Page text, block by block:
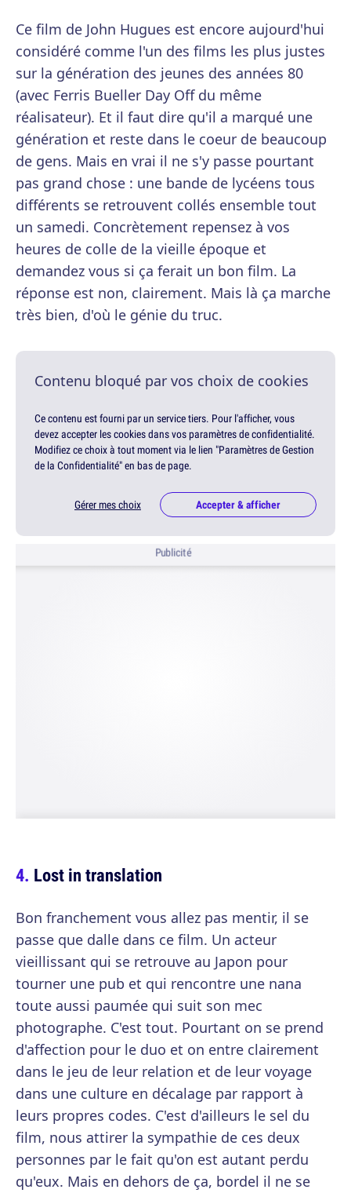
Ce film de John Hugues est encore aujourd'hui
considéré comme l'un des films les plus justes
sur la génération des jeunes des années 80
(avec Ferris Bueller Day Off du même
réalisateur). Et il faut dire qu'il a marqué une
génération et reste dans le coeur de beaucoup
de gens. Mais en vrai il ne s'y passe pourtant
pas grand chose : une bande de lycéens tous
différents se retrouvent collés ensemble tout
un samedi. Concrètement repensez à vos
heures de colle de la vieille époque et
demandez vous si ça ferait un bon film. La
réponse est non, clairement. Mais là ça marche
très bien, d'où le génie du truc.
Contenu bloqué par vos choix de cookies
Ce contenu est fourni par un service tiers. Pour l'afficher, vous
devez accepter les cookies dans vos paramètres de confidentialité.
Modifiez ce choix à tout moment via le lien "Paramètres de Gestion
de la Confidentialité" en bas de page.
Gérer mes choix Accepter & afficher
Publicité
Lost in translation
Bon franchement vous allez pas mentir, il se
passe que dalle dans ce film. Un acteur
vieillissant qui se retrouve au Japon pour
tourner une pub et qui rencontre une nana
toute aussi paumée qui suit son mec
photographe. C'est tout. Pourtant on se prend
d'affection pour le duo et on entre clairement
dans le jeu de leur relation et de leur voyage
dans une culture en décalage par rapport à
leurs propres codes. C'est d'ailleurs le sel du
film, nous attirer la sympathie de ces deux
personnes par le fait qu'on est autant perdu
qu'eux. Mais en dehors de ça, bordel il ne se